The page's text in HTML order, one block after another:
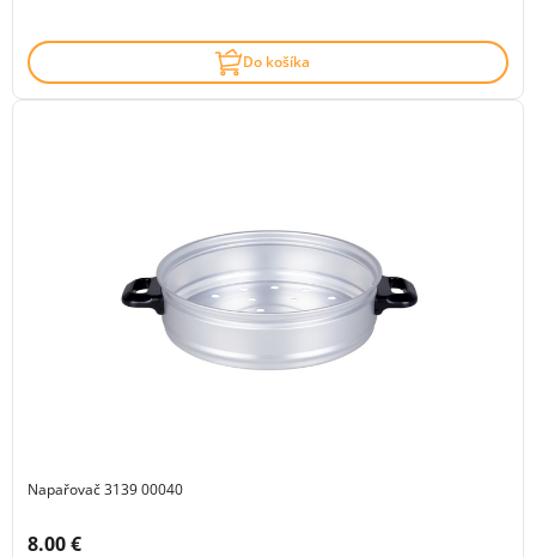
Do košíka
Napařovač 3139 00040
Cena s DPH:
8.00 €